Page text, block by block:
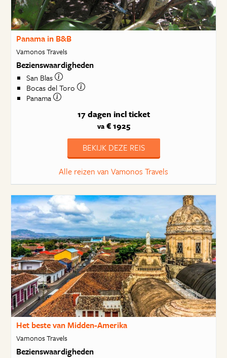
Panama in B&B
Vamonos Travels
Bezienswaardigheden
San Blas
Bocas del Toro
Panama
17 dagen incl ticket
va€ 1925
BEKIJK DEZE REIS
Alle reizen van Vamonos Travels
Het beste van Midden-Amerika
Vamonos Travels
Bezienswaardigheden